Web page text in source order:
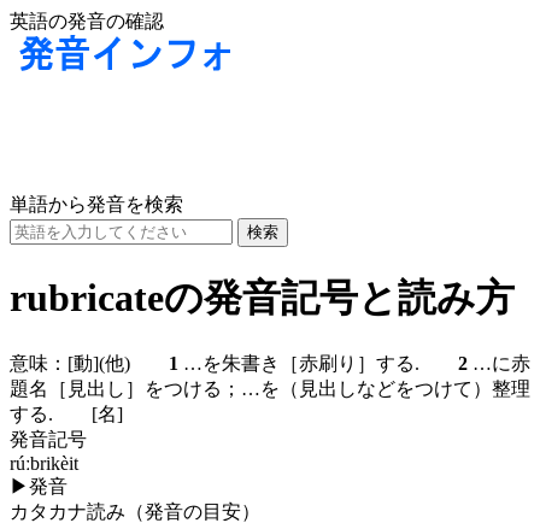
英語の発音の確認
単語から発音を検索
rubricateの発音記号と読み方
意味： [動](他) 1 …を朱書き［赤刷り］する. 2 …に赤
題名［見出し］をつける；…を（見出しなどをつけて）整理
する. [名]
発音記号
rúːbrikèit
▶発音
カタカナ読み（発音の目安）